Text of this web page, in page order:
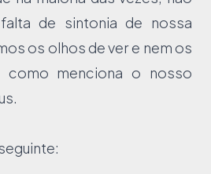
de sintonia de nossa
os olhos de ver e nem os
como menciona o nosso